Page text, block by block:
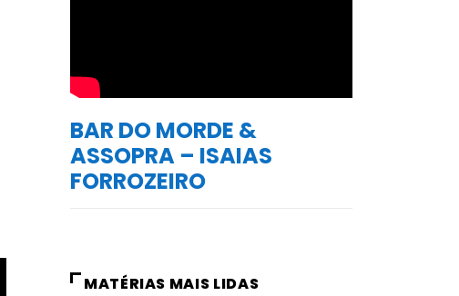
BAR DO MORDE &
ASSOPRA – ISAIAS
FORROZEIRO
MATÉRIAS MAIS LIDAS